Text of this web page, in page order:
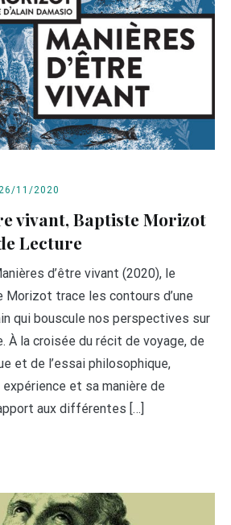
26/11/2020
vivant, Baptiste Morizot
Lecture
d’être vivant (2020), le
trace les contours d’une
qui bouscule nos perspectives sur
À la croisée du récit de voyage, de
et de l’essai philosophique,
expérience et sa manière de
aux différentes […]